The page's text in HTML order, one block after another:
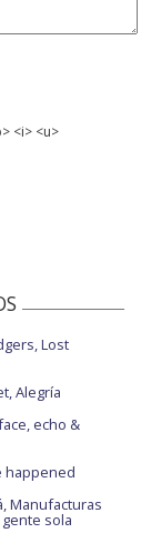
<i> <u>
Lost
Alegría
echo &
happened
Manufacturas
sola